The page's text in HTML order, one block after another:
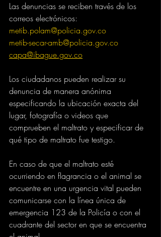
Las denuncias se reciben través de los
correos electrónicos:
metib.polam@policia.gov.co
metib-secar-amb@policia.gov.co
capa@ibague.gov.co
Los ciudadanos pueden realizar su
denuncia de manera anónima
especificando la ubicación exacta del
lugar, fotografía o videos que
comprueben el maltrato y especificar de
qué tipo de maltrato fue testigo.
En caso de que el maltrato esté
ocurriendo en flagrancia o el animal se
encuentre en una urgencia vital pueden
comunicarse con la línea única de
emergencia 123 de la Policía o con el
cuadrante del sector en que se encuentra